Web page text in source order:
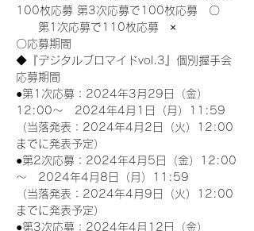
100枚応募 第3次応募で100枚応募　〇
第1次応募で110枚応募　×
〇応募期間
◆『デジタルブロマイドvol.3』個別握手会
応募期間
●第1次応募：2024年3月29日（金）
12:00～　2024年4月1日（月）11:59
（当落発表：2024年4月2日（火）12:00
までに発表予定）
●第2次応募：2024年4月5日（金）12:00
～　2024年4月8日（月）11:59
（当落発表：2024年4月9日（火）12:00
までに発表予定）
●第3次応募：2024年4月12日（金）